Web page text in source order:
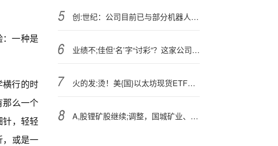
一种是
横行的时
那么一个
，轻轻
，或是一
创:世纪：公司目前已与部分机器人领域客户及其零部件加工厂商有合作关系
业绩不;佳但‘名’字“讨彩”？这家公司股价6连板
火的发:烫！美{国}以太坊现货ETF周一单日净流入超10亿美元，创历史记录
A,股锂矿股继续;调整，国城矿业、大中矿业、盛新锂能再度跌停